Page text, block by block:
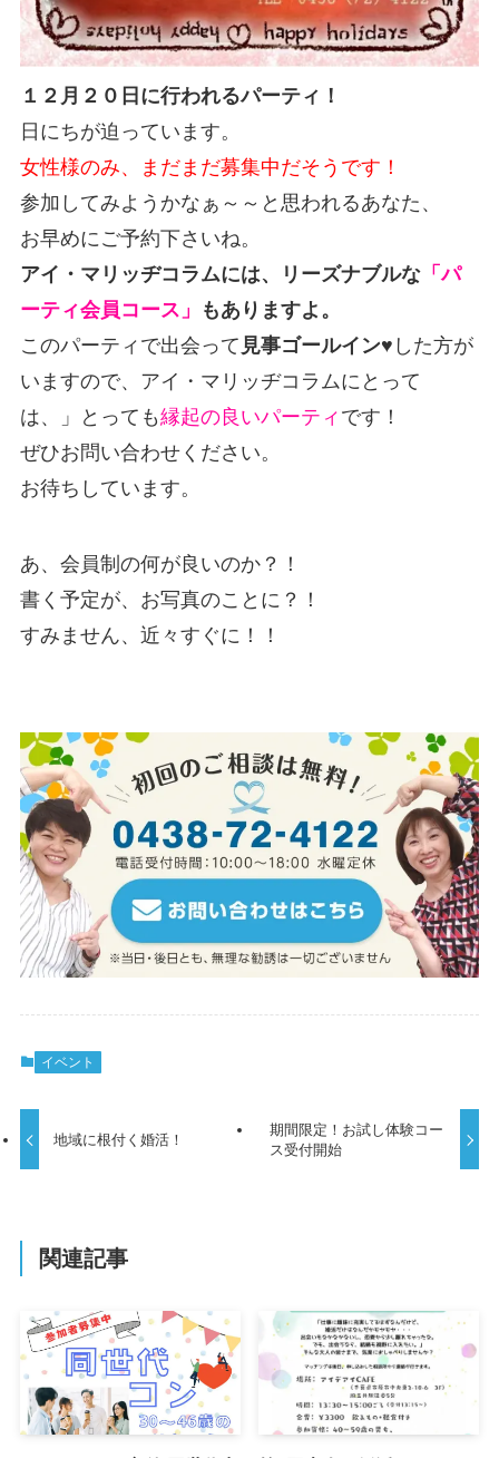
１２月２０日に行われるパーティ！
日にちが迫っています。
女性様のみ、まだまだ募集中だそうです！
参加してみようかなぁ～～と思われるあなた、
お早めにご予約下さいね。
アイ・マリッヂコラムには、リーズナブルな「パ
ーティ会員コース」
もありますよ。
このパーティで出会って 見事ゴールイン♥した方が
いますので、アイ・マリッヂコラムにとって
は、」とっても縁起の良いパーティ です！
ぜひお問い合わせください。
お待ちしています。
あ、会員制の何が良いのか？！
書く予定が、お写真のことに？！
すみません、近々すぐに！！
イベント
地域に根付く婚活！
期間限定！お試し体験コー
ス受付開始
関連記事